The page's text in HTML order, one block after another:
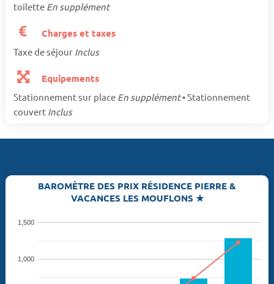
toilette En supplément
Charges et taxes
Taxe de séjour Inclus
Equipements
Stationnement sur place En supplément• Stationnement
couvert Inclus
BAROMÈTRE DES PRIX RÉSIDENCE PIERRE &
VACANCES LES MOUFLONS ★
1,000
1,500